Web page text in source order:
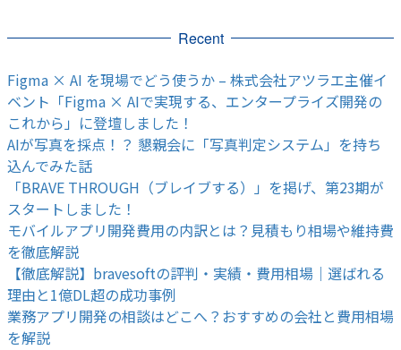
Recent
Figma × AI を現場でどう使うか – 株式会社アツラエ主催イ
ベント「Figma × AIで実現する、エンタープライズ開発の
これから」に登壇しました！
AIが写真を採点！？ 懇親会に「写真判定システム」を持ち
込んでみた話
「BRAVE THROUGH（ブレイブする）」を掲げ、第23期が
スタートしました！
モバイルアプリ開発費用の内訳とは？見積もり相場や維持費
を徹底解説
【徹底解説】bravesoftの評判・実績・費用相場｜選ばれる
理由と1億DL超の成功事例
業務アプリ開発の相談はどこへ？おすすめの会社と費用相場
を解説